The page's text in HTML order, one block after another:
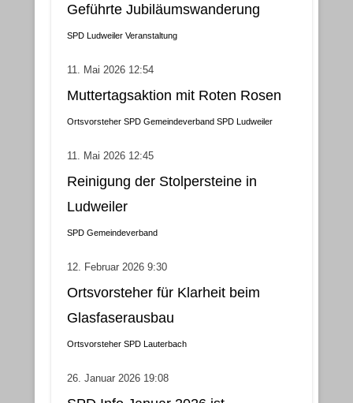
Geführte Jubiläumswanderung
SPD Ludweiler Veranstaltung
11. Mai 2026 12:54
Muttertagsaktion mit Roten Rosen
Ortsvorsteher SPD Gemeindeverband SPD Ludweiler
11. Mai 2026 12:45
Reinigung der Stolpersteine in
Ludweiler
SPD Gemeindeverband
12. Februar 2026 9:30
Ortsvorsteher für Klarheit beim
Glasfaserausbau
Ortsvorsteher SPD Lauterbach
26. Januar 2026 19:08